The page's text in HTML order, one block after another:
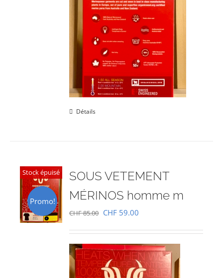
Détails
Stock épuisé
Promo!
SOUS VETEMENT
MÉRINOS homme m
CHF85.00 Le
initial
était :
CHF 85.00.
CHF 59.00
actuel
est :
CHF 59.00.